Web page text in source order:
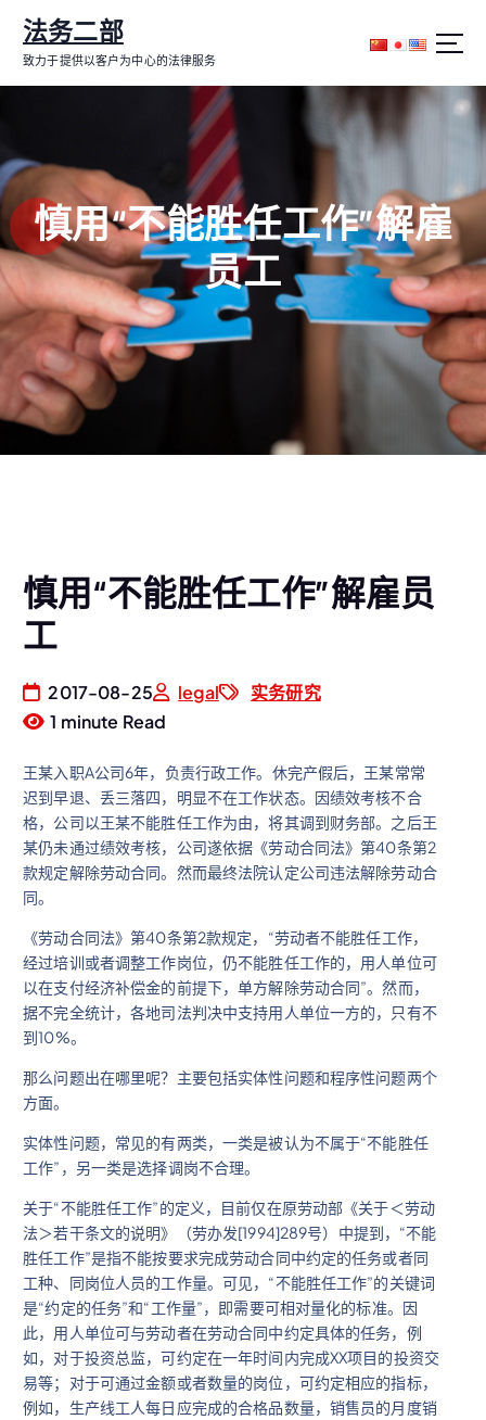
内
法务二部
致力于提供以客户为中心的法律服务
慎用“不能胜任工作”解雇
员工
慎用“不能胜任工作”解雇员
工
2017-08-25 legal
实务研究
1 minute Read
王某入职A公司6年，负责行政工作。休完产假后，王某常常
迟到早退、丢三落四，明显不在工作状态。因绩效考核不合
格，公司以王某不能胜任工作为由，将其调到财务部。之后王
某仍未通过绩效考核，公司遂依据《劳动合同法》第40条第2
款规定解除劳动合同。然而最终法院认定公司违法解除劳动合
同。
《劳动合同法》第40条第2款规定，“劳动者不能胜任工作，
经过培训或者调整工作岗位，仍不能胜任工作的，用人单位可
以在支付经济补偿金的前提下，单方解除劳动合同”。然而，
据不完全统计，各地司法判决中支持用人单位一方的，只有不
到10%。
那么问题出在哪里呢？主要包括实体性问题和程序性问题两个
方面。
实体性问题，常见的有两类，一类是被认为不属于“不能胜任
工作”，另一类是选择调岗不合理。
关于“不能胜任工作”的定义，目前仅在原劳动部《关于＜劳动
法＞若干条文的说明》（劳办发[1994]289号）中提到，“不能
胜任工作”是指不能按要求完成劳动合同中约定的任务或者同
工种、同岗位人员的工作量。可见，“不能胜任工作”的关键词
是“约定的任务”和“工作量”，即需要可相对量化的标准。因
此，用人单位可与劳动者在劳动合同中约定具体的任务，例
如，对于投资总监，可约定在一年时间内完成XX项目的投资交
易等；对于可通过金额或者数量的岗位，可约定相应的指标，
例如，生产线工人每日应完成的合格品数量，销售员的月度销